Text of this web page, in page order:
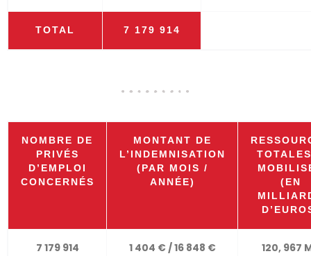
TOTAL 7 179 914
NOMBRE DE
PRIVÉS
D’EMPLOI
CONCERNÉS
MONTANT DE
L’INDEMNISATION
(PAR MOIS /
ANNÉE)
(EN
7 179 914 1 404 € / 16 848 € 120, 967